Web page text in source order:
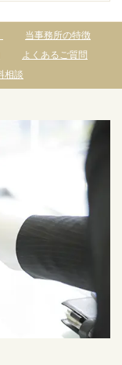
当事務所の特徴
よくあるご質問
相談